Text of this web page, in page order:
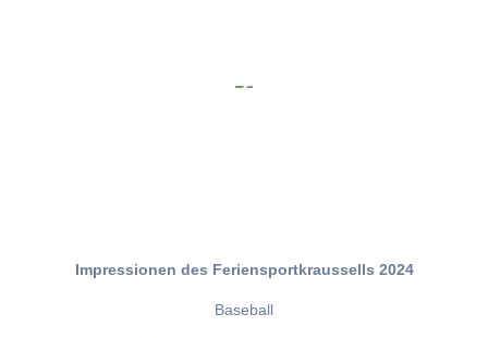
Impressionen des Feriensportkraussells 2024
Baseball